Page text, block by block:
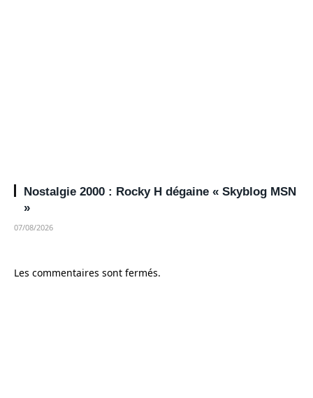
Nostalgie 2000 : Rocky H dégaine « Skyblog MSN
»
07/08/2026
Les commentaires sont fermés.